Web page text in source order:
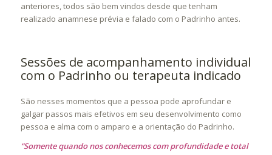
anteriores, todos são bem vindos desde que tenham
realizado anamnese prévia e falado com o Padrinho antes.
Sessões de acompanhamento individual
com o Padrinho ou terapeuta indicado
São nesses momentos que a pessoa pode aprofundar e
galgar passos mais efetivos em seu desenvolvimento como
pessoa e alma com o amparo e a orientação do Padrinho.
“Somente quando nos conhecemos com profundidade e total